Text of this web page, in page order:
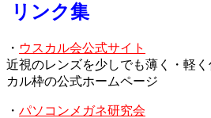
リンク集
・ ウスカル会公式サイト
近視のレンズを少しでも薄く・軽
カル枠の公式ホームページ
・ パソコンメガネ研究会